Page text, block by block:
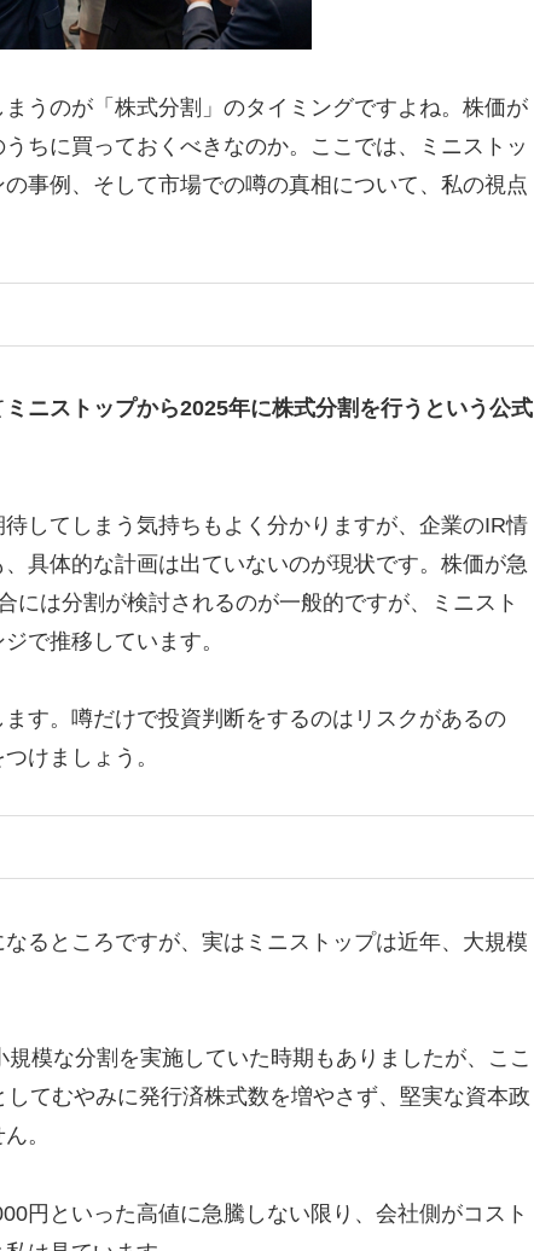
うのが「株式分割」のタイミングですよね。株価が
ちに買っておくべきなのか。ここでは、ミニストッ
事例、そして市場での噂の真相について、私の視点
ミニストップから2025年に株式分割を行うという公式
してしまう気持ちもよく分かりますが、企業のIR情
具体的な計画は出ていないのが現状です。株価が急
には分割が検討されるのが一般的ですが、ミニスト
で推移しています。
す。噂だけで投資判断をするのはリスクがあるの
けましょう。
るところですが、実はミニストップは近年、大規模
模な分割を実施していた時期もありましたが、ここ
てむやみに発行済株式数を増やさず、堅実な資本政
。
円といった高値に急騰しない限り、会社側がコスト